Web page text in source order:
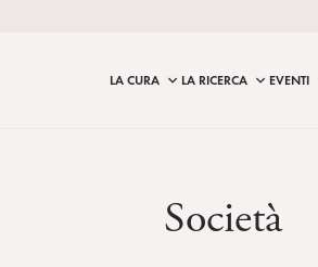
LA CURA LA RICERCA EVENTI
Società